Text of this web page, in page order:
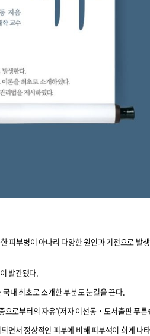
피부병이 아나리 다양한 원인과 기전으로 발
발간됐다.
내 최초로 소개한 부분도 눈길을 끈다.
으로부터의 자유’(저자 이선동‧도서출판 푸른
면서 정상적인 피부에 비해 피부색이 희게 나